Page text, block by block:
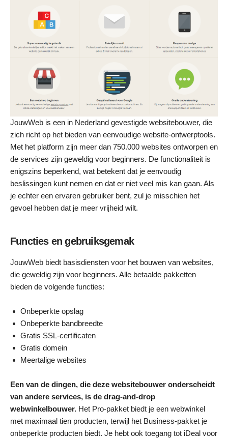
JouwWeb is een in Nederland gevestigde websitebouwer, die
zich richt op het bieden van eenvoudige website-ontwerptools.
Met het platform zijn meer dan 750.000 websites ontworpen en
de services zijn geweldig voor beginners. De functionaliteit is
enigszins beperkend, wat betekent dat je eenvoudig
beslissingen kunt nemen en dat er niet veel mis kan gaan. Als
je echter een ervaren gebruiker bent, zul je misschien het
gevoel hebben dat je meer vrijheid wilt.
Functies en gebruiksgemak
JouwWeb biedt basisdiensten voor het bouwen van websites,
die geweldig zijn voor beginners. Alle betaalde pakketten
bieden de volgende functies:
Onbeperkte opslag
Onbeperkte bandbreedte
Gratis SSL-certificaten
Gratis domein
Meertalige websites
Een van de dingen, die deze websitebouwer onderscheidt
van andere services, is de drag-and-drop
webwinkelbouwer. Het Pro-pakket biedt je een webwinkel
met maximaal tien producten, terwijl het Business-pakket je
onbeperkte producten biedt. Je hebt ook toegang tot iDeal voor